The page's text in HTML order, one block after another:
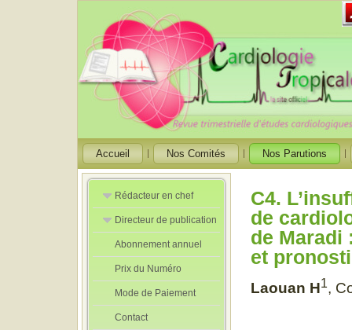
Accueil Nos Comités Nos Parutions
Rédacteur en chef
Rédacteurs en
Chef Adjoint
Directeur de publication
Directeur de
publication
adjoint
Abonnement annuel
Prix du Numéro
Mode de Paiement
Contact
C4.
de
de Maradi
et
Laouan H1,